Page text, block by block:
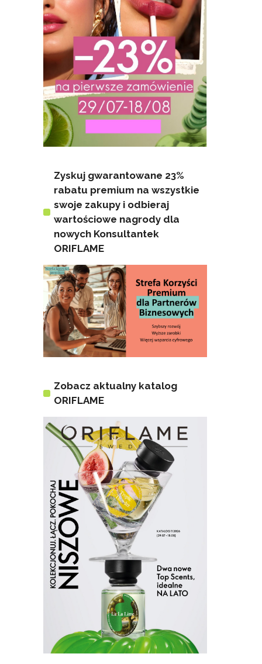
Zyskuj gwarantowane 23%
rabatu premium na wszystkie
swoje zakupy i odbieraj
wartościowe nagrody dla
nowych Konsultantek
ORIFLAME
Zobacz aktualny katalog
ORIFLAME